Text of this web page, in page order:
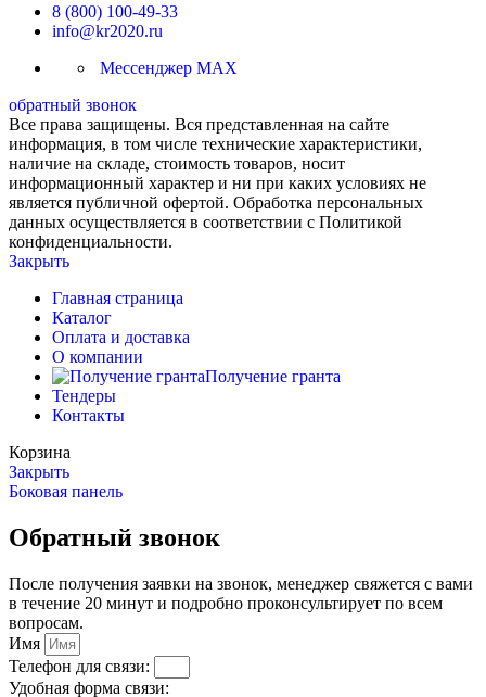
8 (800) 100-49-33
info@kr2020.ru
Мессенджер MAX
обратный звонок
Все права защищены. Вся представленная на сайте
информация, в том числе технические характеристики,
наличие на складе, стоимость товаров, носит
информационный характер и ни при каких условиях не
является публичной офертой. Обработка персональных
данных осуществляется в соответствии с Политикой
конфиденциальности.
Закрыть
Главная страница
Каталог
Оплата и доставка
О компании
Получение гранта
Тендеры
Контакты
Корзина
Закрыть
Боковая панель
Обратный звонок
После получения заявки на звонок, менеджер свяжется с вами
в течение 20 минут и подробно проконсультирует по всем
вопросам.
Имя
Телефон для связи:
Удобная форма связи: